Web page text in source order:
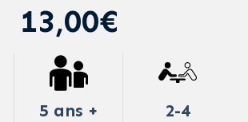
13,00€
5 ans + 2-4